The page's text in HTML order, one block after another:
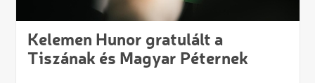
Kelemen Hunor gratulált a
Tiszának és Magyar Péternek